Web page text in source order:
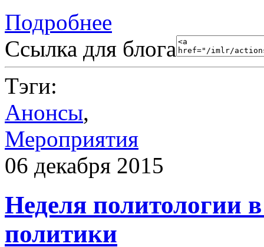
Подробнее
Ссылка для блога
Тэги:
Анонсы,
Мероприятия
06 декабря 2015
Неделя политологии
политики